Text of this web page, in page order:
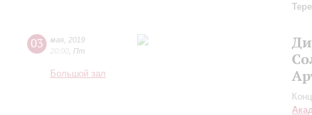
03 мая 2019
20:00 Пт
Большой зал